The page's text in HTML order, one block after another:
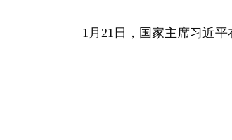
1月21日，国家主席习近平